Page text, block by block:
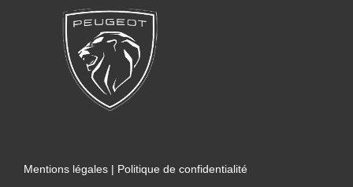
Mentions légales | Politique de confidentialité